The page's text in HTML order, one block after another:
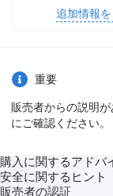
追加情報
重要
販売者からの説明
にご確認ください。
購入に関するアドバ
安全に関するヒント
販売者の認証